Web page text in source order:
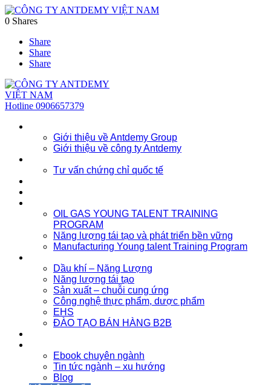
0 Shares
Share
Share
Share
Hotline 0906657379
Giới thiệu về Antdemy Group
Giới thiệu về công ty Antdemy
Tư vấn chứng chỉ quốc tế
OIL GAS YOUNG TALENT TRAINING
PROGRAM
Năng lượng tái tạo và phát triển bền vững
Manufacturing Young talent Training Program
Dầu khí – Năng Lượng
Năng lượng tái tạo
Sản xuất – chuỗi cung ứng
Công nghệ thực phẩm, dược phẩm
EHS
ĐÀO TẠO BÁN HÀNG B2B
Ebook chuyên ngành
Tin tức ngành – xu hướng
Blog